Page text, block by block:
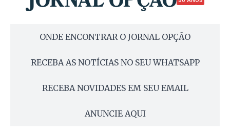
ONDE ENCONTRAR O JORNAL OPÇÃO
RECEBA AS NOTÍCIAS NO SEU WHATSAPP
RECEBA NOVIDADES EM SEU EMAIL
ANUNCIE AQUI